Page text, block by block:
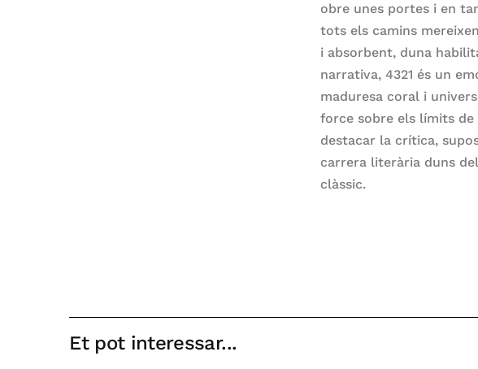
obre unes portes i en
tots els camins
i absorbent, duna
narrativa, 4321 és un
maduresa coral i
force sobre els límits de
destacar la crítica,
carrera literària duns
clàssic.
Et pot interessar...